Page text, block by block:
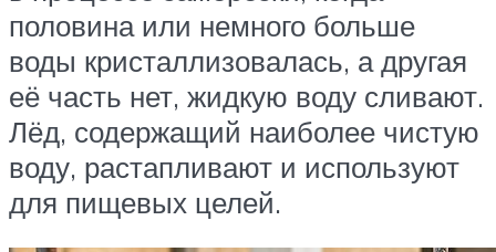
половина или немного больше
воды кристаллизовалась, а другая
её часть нет, жидкую воду сливают.
Лёд, содержащий наиболее чистую
воду, растапливают и используют
для пищевых целей.